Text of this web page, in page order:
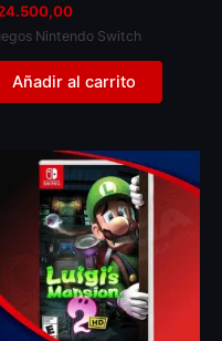
Nintendo Switch
Añadir al carrito